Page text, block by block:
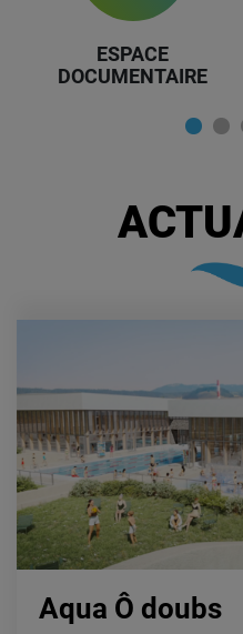
ESPACE
DOCUMENTAIRE
Aqua Ô doubs